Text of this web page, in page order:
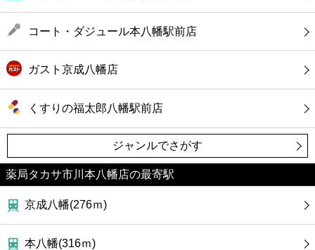
コート・ダジュール本八幡駅前店
ガスト京成八幡店
くすりの福太郎八幡駅前店
ジャンルでさがす
薬局タカサ市川本八幡店の最寄駅
京成八幡(276ｍ)
本八幡(316ｍ)